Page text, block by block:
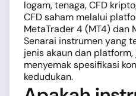
logam, tenaga, CFD
CFD saham melalui
MetaTrader 4 (MT4) dan
Senarai instrumen yang
jenis akaun dan
menyemak spesifikasi
kedudukan.